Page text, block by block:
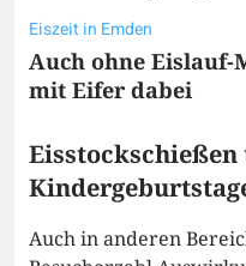
Eiszeit in Emden
Auch ohne Eislauf-
mit Eifer dabei
Eisstockschießen
Auch in anderen